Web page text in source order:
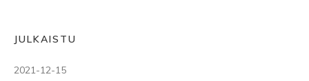
JULKAISTU
2021-12-15